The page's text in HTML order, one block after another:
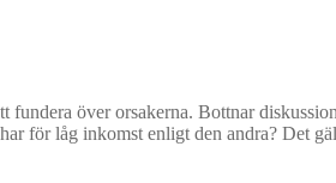
över orsakerna. Bottnar
för låg inkomst enligt den andra? Det